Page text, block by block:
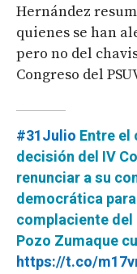
Hernández
quienes se han
pero no del
Congreso del
#31Julio Entre
decisión del IV
renunciar a su
democrática
complaciente del
Pozo Zumaque
https://t.co/